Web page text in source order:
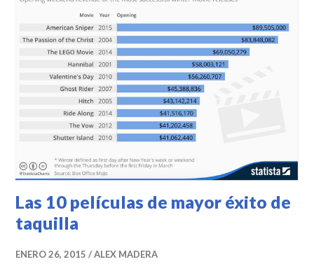
Las 10 películas de mayor éxito de
taquilla
ENERO 26, 2015 ALEX MADERA